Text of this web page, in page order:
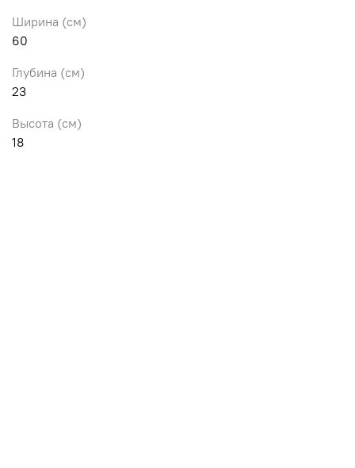
Ширина (см)
60
Глубина (см)
23
Высота (см)
18